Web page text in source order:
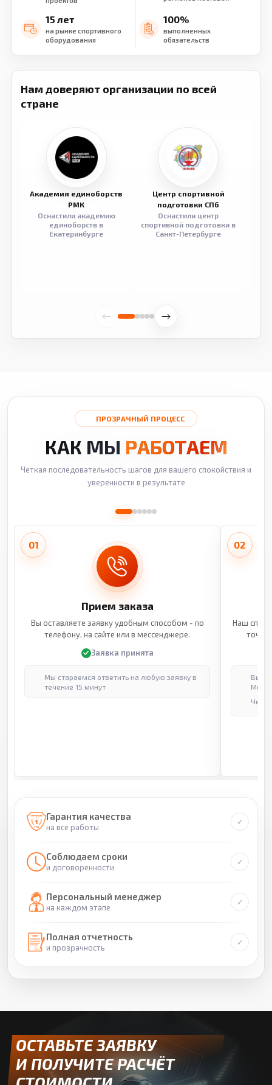
15 лет
на рынке спортивного
оборудования
100%
выполненных
обязательств
Нам доверяют организации по всей
стране
Академия единоборств
РМК
Оснастили академию
единоборств в
Екатеринбурге
Центр спортивной
подготовки СПб
Оснастили центр
спортивной подготовки в
Санкт-Петербурге
ПРОЗРАЧНЫЙ ПРОЦЕСС
КАК МЫ РАБОТАЕМ
Четкая последовательность шагов для вашего спокойствия и
уверенности в результате
01
Прием заказа
Вы оставляете заявку удобным способом - по
телефону, на сайте или в мессенджере.
Заявка принята
Мы стараемся ответить на любую заявку в
течение 15 минут
02
Наш
Гарантия качества
на все работы
Соблюдаем сроки
и договоренности
Персональный менеджер
на каждом этапе
Полная отчетность
и прозрачность
ОСТАВЬТЕ ЗАЯВКУ
И ПОЛУЧИТЕ РАСЧЁТ